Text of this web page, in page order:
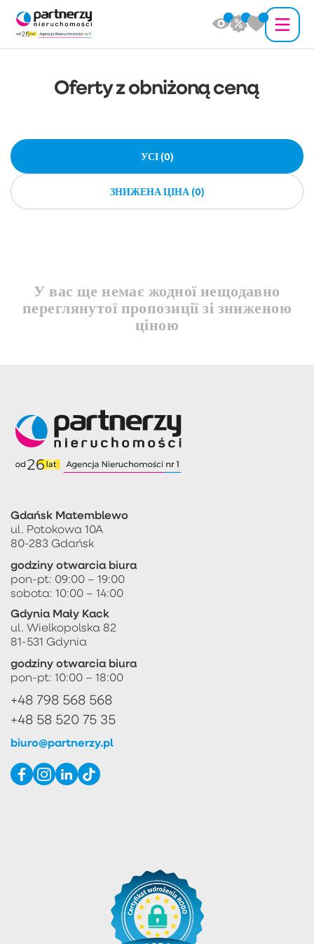
Oferty z obniżoną ceną
УСІ (0)
ЗНИЖЕНА ЦІНА (0)
У вас ще немає жодної нещодавно
переглянутої пропозиції зі зниженою
ціною
Gdańsk Matemblewo
ul. Potokowa 10A
80-283 Gdańsk
godziny otwarcia biura
pon-pt: 09:00 – 19:00
sobota: 10:00 – 14:00
Gdynia Mały Kack
ul. Wielkopolska 82
81-531 Gdynia
godziny otwarcia biura
pon-pt: 10:00 – 18:00
+48 798 568 568
+48 58 520 75 35
biuro@partnerzy.pl